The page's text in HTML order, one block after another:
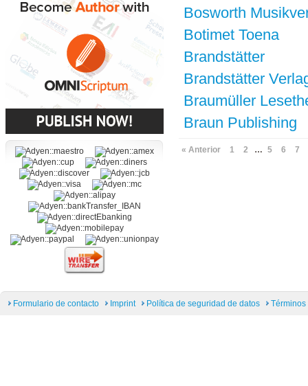
Bosworth
Botimet Toena
Brandstätter
Brandstätter
Braumüller
Braun Publishing
« Anterior 1 2 … 5 6 7
Formulario de contacto Imprint Política de seguridad de datos